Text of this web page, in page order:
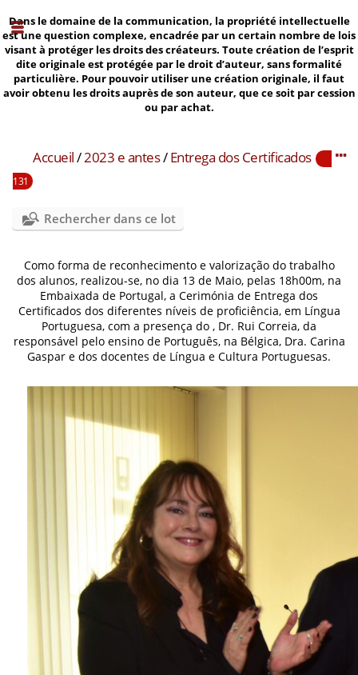
Dans le domaine de la communication, la propriété intellectuelle
est une question complexe, encadrée par un certain nombre de lois
visant à protéger les droits des créateurs. Toute création de l’esprit
dite originale est protégée par le droit d’auteur, sans formalité
particulière. Pour pouvoir utiliser une création originale, il faut
avoir obtenu les droits auprès de son auteur, que ce soit par cession
ou par achat.
Accueil/2023 e antes/Entrega dos Certificados
131
Rechercher dans ce lot
Como forma de reconhecimento e valorização do trabalho
dos alunos, realizou-se, no dia 13 de Maio, pelas 18h00m, na
Embaixada de Portugal, a Cerimónia de Entrega dos
Certificados dos diferentes níveis de proficiência, em Língua
Portuguesa, com a presença do , Dr. Rui Correia, da
responsável pelo ensino de Português, na Bélgica, Dra. Carina
Gaspar e dos docentes de Língua e Cultura Portuguesas.